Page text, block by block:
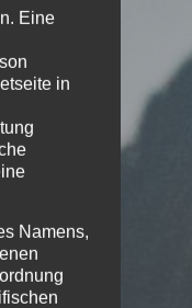
Eine
in
Namens,